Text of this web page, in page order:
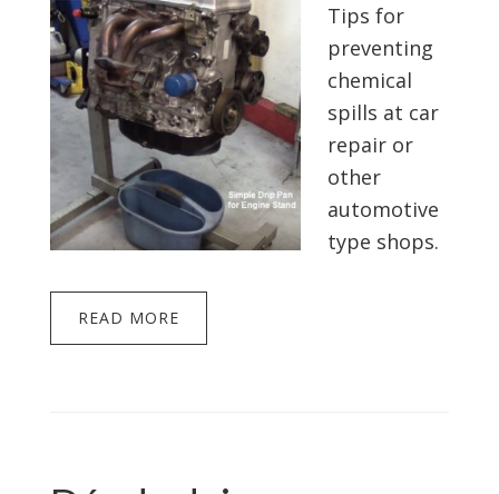
Tips for
preventing
chemical
spills at car
repair or
other
automotive
type shops.
READ MORE